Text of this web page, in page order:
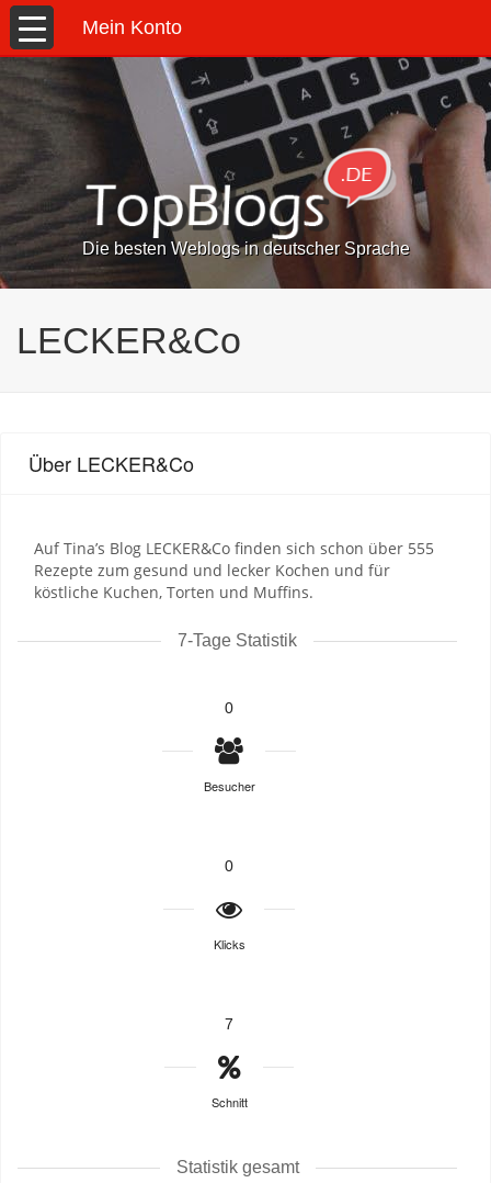
Mein Konto
Die besten Weblogs in deutscher Sprache
LECKER&Co
Über LECKER&Co
Auf Tina’s Blog LECKER&Co finden sich schon über 555
Rezepte zum gesund und lecker Kochen und für
köstliche Kuchen, Torten und Muffins.
7-Tage Statistik
0
Besucher
0
Klicks
7
Schnitt
Statistik gesamt